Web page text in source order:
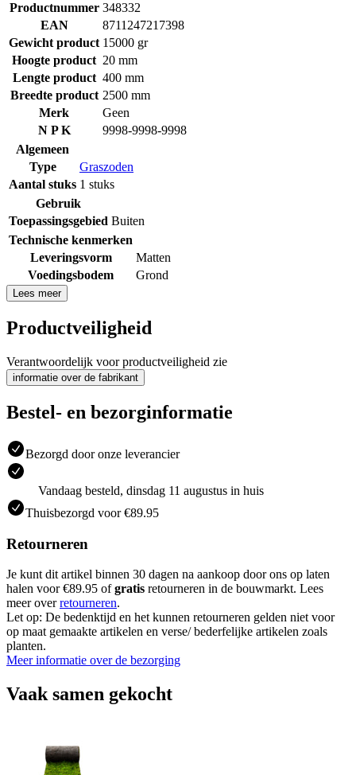
Productnummer 348332
EAN
8711247217398
Gewicht product 15000 gr
Hoogte product 20 mm
Lengte product 400 mm
Breedte product 2500 mm
Merk
Geen
N P K
9998-9998-9998
Algemeen
Type
Graszoden
Aantal stuks 1 stuks
Gebruik
Toepassingsgebied Buiten
Technische kenmerken
Leveringsvorm
Matten
Voedingsbodem
Grond
Lees meer
Productveiligheid
Verantwoordelijk voor productveiligheid zie
informatie over de fabrikant
Bestel- en bezorginformatie
Bezorgd door onze leverancier
Vandaag besteld, dinsdag 11 augustus in huis
Thuisbezorgd voor €89.95
Retourneren
Je kunt dit artikel binnen 30 dagen na aankoop door ons op laten
halen voor €89.95 ofgratis retourneren in de bouwmarkt. Lees
meer overretourneren.
Let op: De bedenktijd en het kunnen retourneren gelden niet voor
op maat gemaakte artikelen en verse/ bederfelijke artikelen zoals
planten.
Meer informatie over de bezorging
Vaak samen gekocht